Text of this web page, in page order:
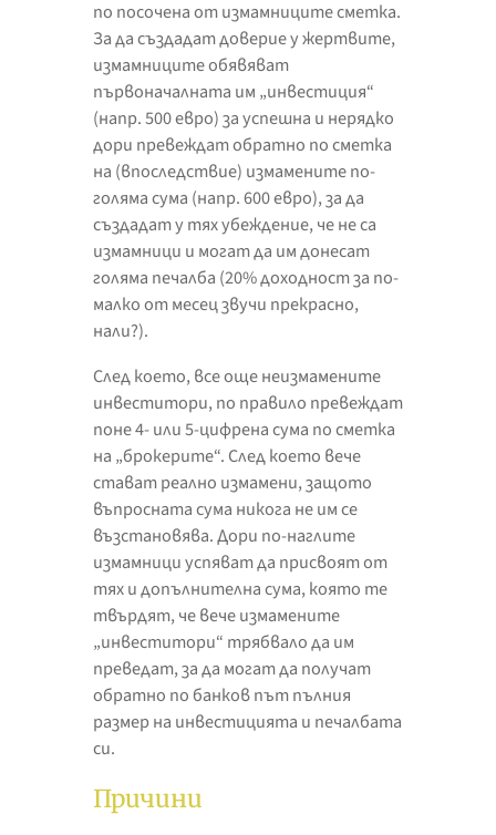
по посочена от измамниците сметка.
За да създадат доверие у жертвите,
измамниците обявяват
първоначалната им „инвестиция“
(напр. 500 евро) за успешна и нерядко
дори превеждат обратно по сметка
на (впоследствие) измамените по-
голяма сума (напр. 600 евро), за да
създадат у тях убеждение, че не са
измамници и могат да им донесат
голяма печалба (20% доходност за по-
малко от месец звучи прекрасно,
нали?).
След което, все още неизмамените
инвеститори, по правило превеждат
поне 4- или 5-цифрена сума по сметка
на „брокерите“. След което вече
стават реално измамени, защото
въпросната сума никога не им се
възстановява. Дори по-наглите
измамници успяват да присвоят от
тях и допълнителна сума, която те
твърдят, че вече измамените
„инвеститори“ трябвало да им
преведат, за да могат да получат
обратно по банков път пълния
размер на инвестицията и печалбата
си.
Причини